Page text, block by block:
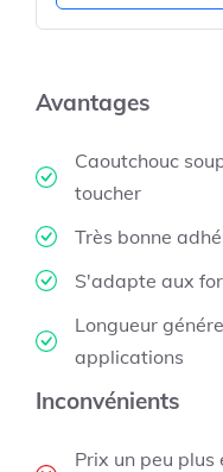
Avantages
Caoutchouc
toucher
Très bonne
S'adapte aux
Longueur
applications
Inconvénients
Prix un peu plus